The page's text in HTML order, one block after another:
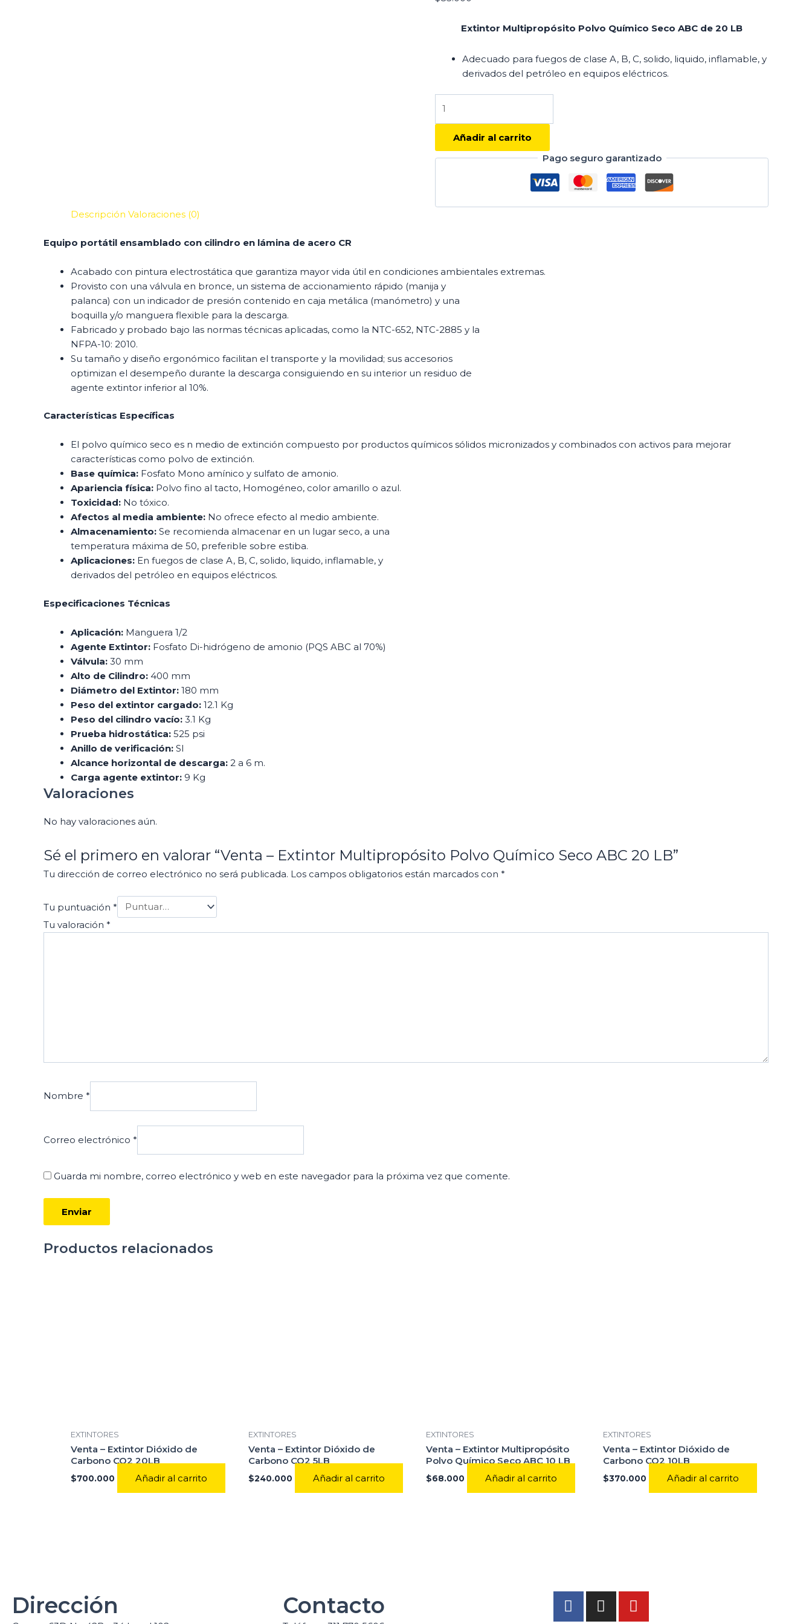
Extintor Multipropósito Polvo Químico Seco ABC de 20 LB
Adecuado para fuegos de clase A, B, C, solido, liquido, inflamable, y
derivados del petróleo en equipos eléctricos.
Añadir al carrito
Pago seguro garantizado
Descripción Valoraciones (0)
Equipo portátil ensamblado con cilindro en lámina de acero CR
Acabado con pintura electrostática que garantiza mayor vida útil en condiciones ambientales extremas.
Provisto con una válvula en bronce, un sistema de accionamiento rápido (manija y
palanca) con un indicador de presión contenido en caja metálica (manómetro) y una
boquilla y/o manguera flexible para la descarga.
Fabricado y probado bajo las normas técnicas aplicadas, como la NTC-652, NTC-2885 y la
NFPA-10: 2010.
Su tamaño y diseño ergonómico facilitan el transporte y la movilidad; sus accesorios
optimizan el desempeño durante la descarga consiguiendo en su interior un residuo de
agente extintor inferior al 10%.
Características Específicas
El polvo químico seco es n medio de extinción compuesto por productos químicos sólidos micronizados y combinados con activos para mejorar
características como polvo de extinción.
Base química: Fosfato Mono amínico y sulfato de amonio.
Apariencia física: Polvo fino al tacto, Homogéneo, color amarillo o azul.
Toxicidad: No tóxico.
Afectos al media ambiente: No ofrece efecto al medio ambiente.
Almacenamiento: Se recomienda almacenar en un lugar seco, a una
temperatura máxima de 50, preferible sobre estiba.
Aplicaciones: En fuegos de clase A, B, C, solido, liquido, inflamable, y
derivados del petróleo en equipos eléctricos.
Especificaciones Técnicas
Aplicación: Manguera 1/2
Agente Extintor: Fosfato Di-hidrógeno de amonio (PQS ABC al 70%)
Válvula: 30 mm
Alto de Cilindro: 400 mm
Diámetro del Extintor: 180 mm
Peso del extintor cargado: 12.1 Kg
Peso del cilindro vacío: 3.1 Kg
Prueba hidrostática: 525 psi
Anillo de verificación: SI
Alcance horizontal de descarga: 2 a 6 m.
Carga agente extintor: 9 Kg
Valoraciones
No hay valoraciones aún.
Sé el primero en valorar “Venta – Extintor Multipropósito Polvo Químico Seco ABC 20 LB”
Tu dirección de correo electrónico no será publicada. Los campos obligatorios están marcados con *
Tu puntuación *
Tu valoración *
Nombre *
Correo electrónico *
Guarda mi nombre, correo electrónico y web en este navegador para la próxima vez que comente.
Productos relacionados
EXTINTORES
Venta – Extintor Dióxido de
Carbono CO2 20LB
$700.000 Añadir al carrito
EXTINTORES
Venta – Extintor Dióxido de
Carbono CO2 5LB
$240.000 Añadir al carrito
EXTINTORES
Venta – Extintor Multipropósito
Polvo Químico Seco ABC 10 LB
$68.000 Añadir al carrito
EXTINTORES
Venta – Extintor Dióxido de
Carbono CO2 10LB
$370.000 Añadir al carrito
Dirección Contacto
F
a
I
n
Y
o